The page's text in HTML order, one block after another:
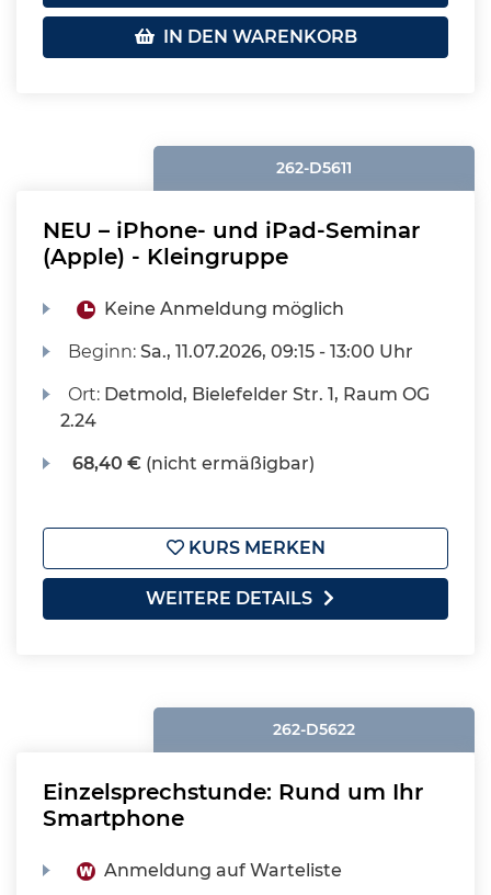
IN DEN WARENKORB
262-D5611
NEU – iPhone- und iPad-Seminar
(Apple) - Kleingruppe
Keine Anmeldung möglich
Beginn:Sa., 11.07.2026, 09:15 - 13:00 Uhr
Ort: Detmold, Bielefelder Str. 1, Raum OG
2.24
68,40 € (nicht ermäßigbar)
KURS MERKEN
WEITERE DETAILS
262-D5622
Einzelsprechstunde: Rund um Ihr
Smartphone
Anmeldung auf Warteliste